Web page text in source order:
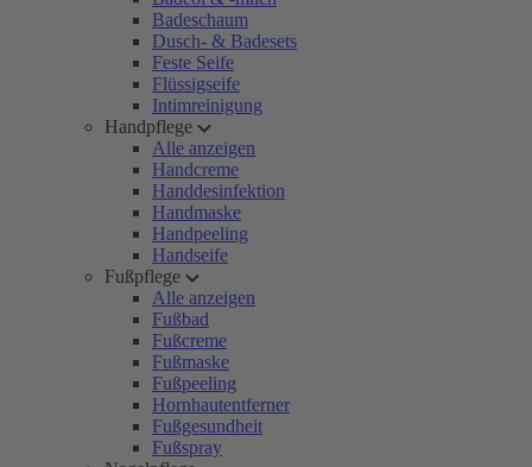
Badeschaum
Dusch- & Badesets
Feste Seife
Flüssigseife
Intimreinigung
Handpflege
Alle anzeigen
Handcreme
Handdesinfektion
Handmaske
Handpeeling
Handseife
Fußpflege
Alle anzeigen
Fußbad
Fußcreme
Fußmaske
Fußpeeling
Hornhautentferner
Fußgesundheit
Fußspray